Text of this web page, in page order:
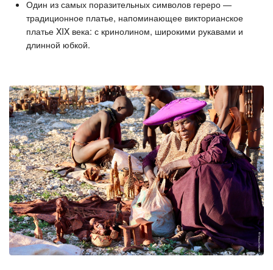
Один из самых поразительных символов гереро —
традиционное платье, напоминающее викторианское
платье XIX века: с кринолином, широкими рукавами и
длинной юбкой.